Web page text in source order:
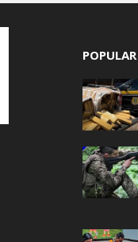
POPULAR